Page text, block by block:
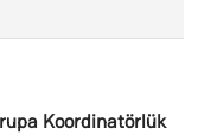
Koordinatörlük